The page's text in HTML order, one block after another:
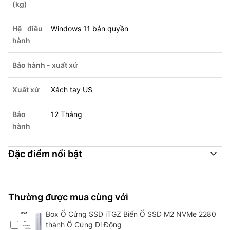
(kg)
Hệ điều
hành
Windows 11 bản quyền
Bảo hành - xuất xứ
Xuất xứ Xách tay US
Bảo
hành
12 Tháng
Đặc điểm nổi bật
Thường được mua cùng với
Box Ổ Cứng SSD iTGZ Biến Ổ SSD M2 NVMe 2280
thành Ổ Cứng Di Động